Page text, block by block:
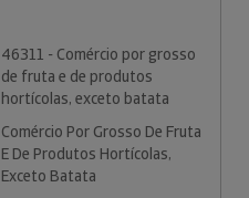
46311 - Comércio por grosso
de fruta e de produtos
hortícolas, exceto batata
Comércio Por Grosso De Fruta
E De Produtos Hortícolas,
Exceto Batata